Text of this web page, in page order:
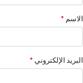
الاسم *
البريد الإلكتروني *